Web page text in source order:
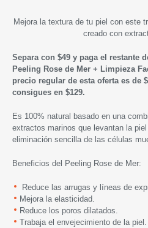
Mejora la textura de tu piel con este
creado con
Separa con $49 y paga el restante
Peeling Rose de Mer + Limpieza
precio regular de esta oferta es de
consigues en $129.
Es 100% natural basado en una
extractos marinos que levantan la
eliminación sencilla de las células
Beneficios del Peeling Rose de Mer:
Reduce las arrugas y líneas de
Mejora la elasticidad.
Reduce los poros dilatados.
Trabaja el envejecimiento de la piel.